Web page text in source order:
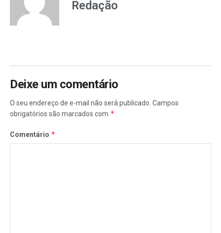
Redação
Deixe um comentário
O seu endereço de e-mail não será publicado. Campos
obrigatórios são marcados com *
Comentário *